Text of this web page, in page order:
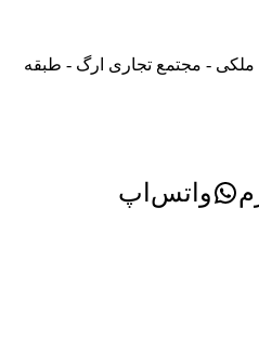
ملکی - مجتمع تجاری ارگ - طبقه
واتس‌اپ